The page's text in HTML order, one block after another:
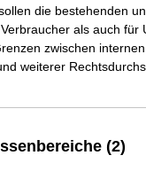
die bestehenden
als auch
zwischen
weiterer
(2)